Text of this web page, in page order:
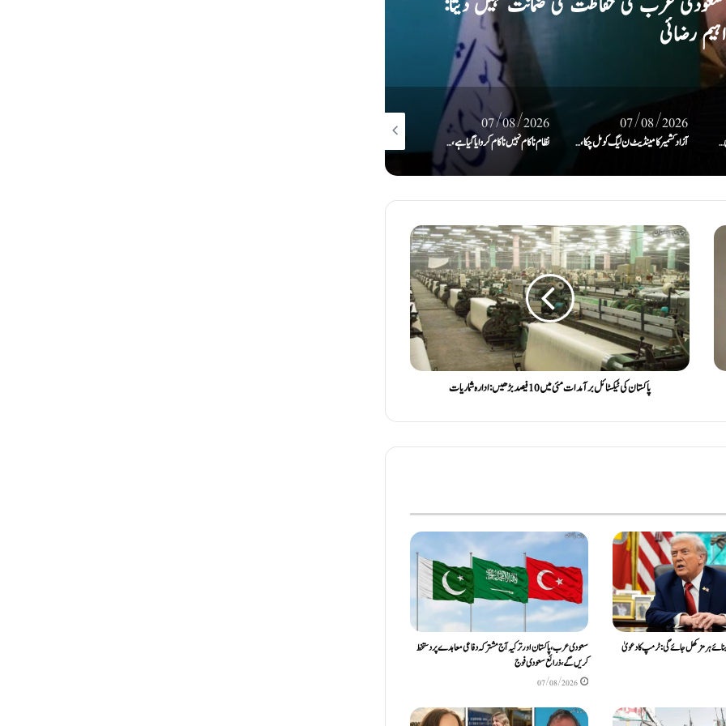
پر پاک، ترک سعودی دفاعی معاہدہ طے
07/08/2026
نظام ناکام نہیں ناکام کروایاگیا ہے، جب تک عوام کی حاکمیت تسلیم نہیں کریں گے تب تک سسٹم نہیں چل پائےگا: بلاول
07/08/2026
07/08/2026
پاکستان کی ٹیکسٹائل برآمدات مئی میں 10 فیصد بڑھیں: ادارہ شماریات
ہرمز کھل جائے گی: ٹرمپ کا دعویٰ
سعودی عرب، پاکستان اور ترکیہ آج مشترکہ دفاعی معاہدے پر دستخط
کریں گے، ذرائع سعودی فوج
07/08/2026